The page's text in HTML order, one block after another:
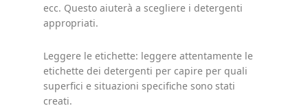
ecc. Questo aiuterà a scegliere i detergenti
appropriati.
Leggere le etichette: leggere attentamente le
etichette dei detergenti per capire per quali
superfici e situazioni specifiche sono stati
creati.